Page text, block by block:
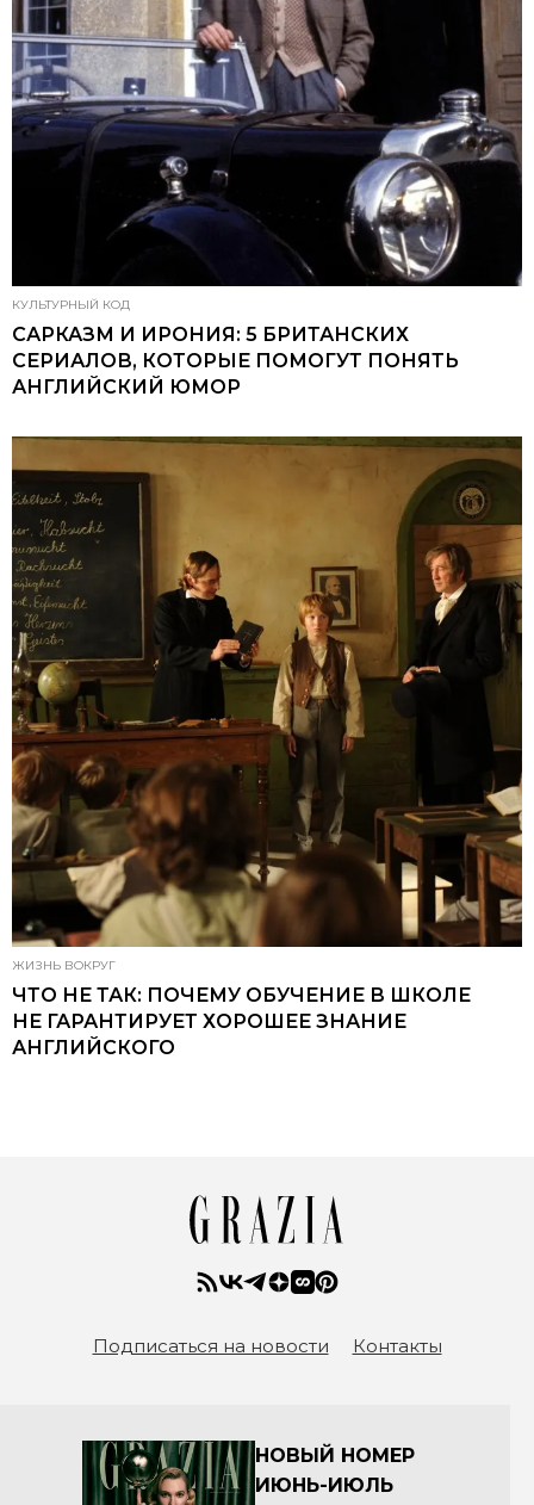
КУЛЬТУРНЫЙ КОД
САРКАЗМ И ИРОНИЯ: 5 БРИТАНСКИХ
СЕРИАЛОВ, КОТОРЫЕ ПОМОГУТ ПОНЯТЬ
АНГЛИЙСКИЙ ЮМОР
ЖИЗНЬ ВОКРУГ
ЧТО НЕ ТАК: ПОЧЕМУ ОБУЧЕНИЕ В ШКОЛЕ
НЕ ГАРАНТИРУЕТ ХОРОШЕЕ ЗНАНИЕ
АНГЛИЙСКОГО
Подписаться на новости Контакты
НОВЫЙ НОМЕР
ИЮНЬ-ИЮЛЬ